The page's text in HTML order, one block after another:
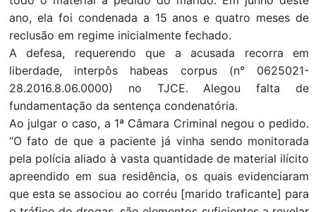
ano, ela foi condenada a 15 anos e quatro meses de
reclusão em regime inicialmente fechado.
A defesa, requerendo que a acusada recorra em
liberdade, interpôs habeas corpus (n° 0625021-
28.2016.8.06.0000) no TJCE. Alegou falta de
fundamentação da sentença condenatória.
Ao julgar o caso, a 1ª Câmara Criminal negou o pedido.
“O fato de que a paciente já vinha sendo monitorada
pela polícia aliado à vasta quantidade de material ilícito
apreendido em sua residência, os quais evidenciaram
que esta se associou ao corréu [marido traficante] para